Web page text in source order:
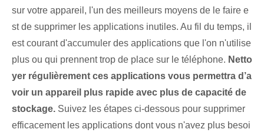
sur votre appareil, l'un des meilleurs moyens de le faire e
st de supprimer les applications inutiles. ‌Au fil du temps, il
est courant d'⁣accumuler‌ des applications ‌que l'on n'utilise
plus ou qui prennent trop de place sur⁣ le téléphone. Netto
yer régulièrement ces applications vous permettra d’a
voir un appareil plus rapide avec plus de capacité de
stockage. Suivez les étapes ci-dessous pour supprimer
efficacement les applications dont vous n'avez plus besoi